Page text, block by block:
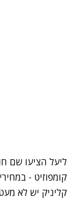
ליעל הציעו שם
קומפוזיט -
קליניק יש לא